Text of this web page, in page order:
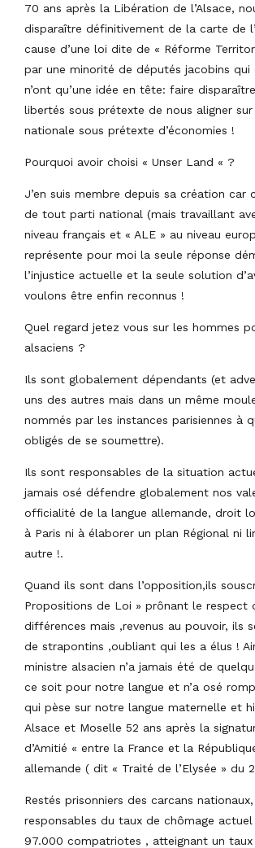
70 ans après la Libération de l’Alsace,
disparaître définitivement de la carte de
cause d’une loi dite de « Réforme
par une minorité de députés jacobins qui
n’ont qu’une idée en tête: faire
libertés sous prétexte de nous aligner sur
nationale sous prétexte d’économies !
Pourquoi avoir choisi « Unser Land « ?
J’en suis membre depuis sa création car
de tout parti national (mais travaillant
niveau français et « ALE » au niveau
représente pour moi la seule réponse
l’injustice actuelle et la seule solution
voulons être enfin reconnus !
Quel regard jetez vous sur les hommes
alsaciens ?
Ils sont globalement dépendants (et
uns des autres mais dans un même
nommés par les instances parisiennes à
obligés de se soumettre).
Ils sont responsables de la situation
jamais osé défendre globalement nos
officialité de la langue allemande, droit
à Paris ni à élaborer un plan Régional ni
autre !.
Quand ils sont dans l’opposition,ils
Propositions de Loi » prônant le respect
différences mais ,revenus au pouvoir, ils
de strapontins ,oubliant qui les a élus !
ministre alsacien n’a jamais été de
ce soit pour notre langue et n’a osé
qui pèse sur notre langue maternelle et
Alsace et Moselle 52 ans après la
d’Amitié « entre la France et la
allemande ( dit « Traité de l’Elysée » du
Restés prisonniers des carcans
responsables du taux de chômage
97.000 compatriotes , atteignant un